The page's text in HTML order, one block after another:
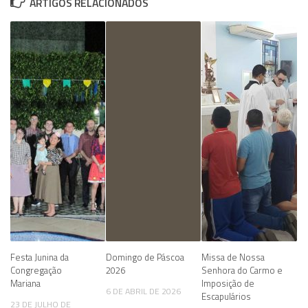
Festa Junina da
Congregação
Mariana
23 DE JULHO DE
Domingo de Páscoa
2026
6 DE ABRIL DE 2026
Missa de Nossa
Senhora do Carmo e
Imposição de
Escapulários